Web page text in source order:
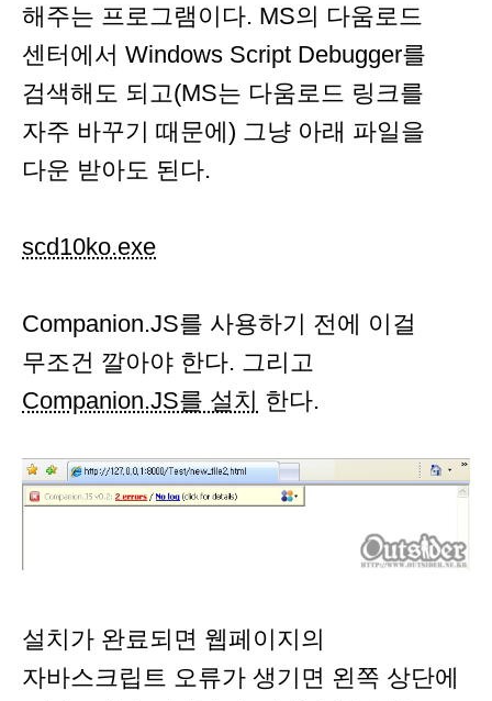
해주는 프로그램이다. MS의 다움로드
센터에서 Windows Script Debugger를
검색해도 되고(MS는 다움로드 링크를
자주 바꾸기 때문에) 그냥 아래 파일을
다운 받아도 된다.
scd10ko.exe
Companion.JS를 사용하기 전에 이걸
무조건 깔아야 한다. 그리고
Companion.JS를 설치 한다.
설치가 완료되면 웹페이지의
자바스크립트 오류가 생기면 왼쪽 상단에